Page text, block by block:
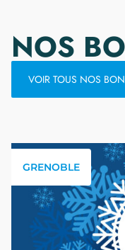
NOS
VOIR TOUS NOS
GRENOBLE